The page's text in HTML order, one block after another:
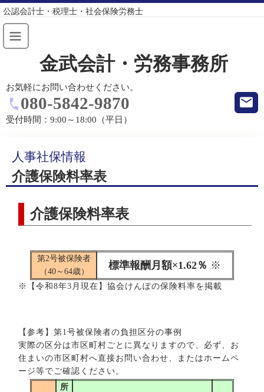
公認会計士・税理士・社会保険労務士
金武会計・労務事務所
お気軽にお問い合わせください。
080-5842-9870
受付時間： 9:00～18:00（平日）
人事社保情報
介護保険料率表
介護保険料率表
第2号被保険者
（40～64歳）
標準報酬月額×1.62％ ※
※【令和8年3月現在】協会けんぽの保険料率を掲載
【参考】第1号被保険者の負担区分の事例
実際の区分は市区町村ごとに異なりますので、必ず、お
住まいの市区町村へ直接お問い合わせ、またはホームペ
ージ等でご確認ください。
所